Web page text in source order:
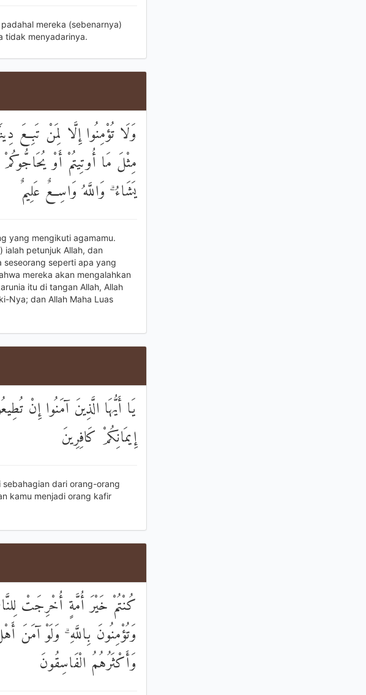
mereka (sebenarnya)
tidak menyadarinya.
وَلَا تُؤْمِنُوا إِلَّا لِمَنْ تَبِعَ
مِثْلَ مَا أُوتِيتُمْ أَوْ
يَشَاءُ ۗ وَاللَّهُ وَاسِعٌ عَلِيمٌ
yang mengikuti agamamu.
ialah petunjuk Allah, dan
seperti apa yang
mereka akan mengalahkan
itu di tangan Allah, Allah
Nya; dan Allah Maha Luas
يَا أَيُّهَا الَّذِينَ آمَنُوا إِنْ
إِيمَانِكُمْ كَافِرِينَ
dari orang-orang
kamu menjadi orang kafir
كُنْتُمْ خَيْرَ أُمَّةٍ أُخْرِجَتْ
وَتُؤْمِنُونَ بِاللَّهِ ۗ وَلَوْ آمَنَ
وَأَكْثَرُهُمُ الْفَاسِقُونَ